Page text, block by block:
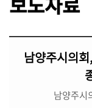
원
소남양주시의
남양주시